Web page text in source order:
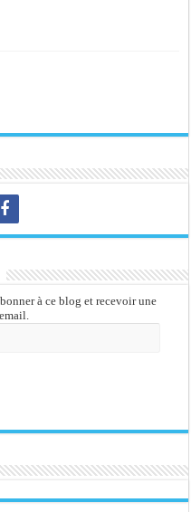
à ce blog et recevoir une